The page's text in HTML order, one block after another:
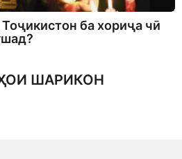
ба хориҷа чӣ
ШАРИКОН